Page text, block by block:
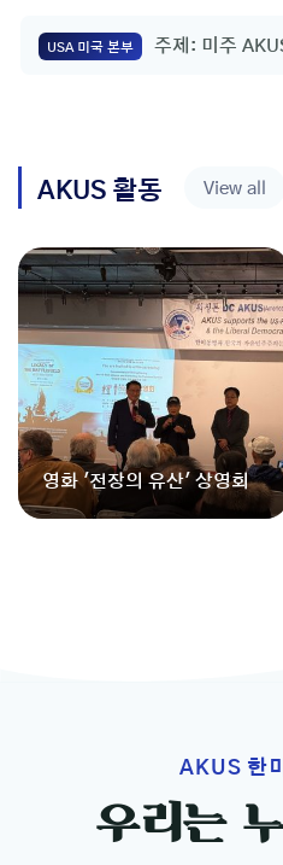
USA 미국 본부 주제: 미주
AKUS 활동 View all
영화 '전장의 유산' 상영회
AKUS 한
우리는